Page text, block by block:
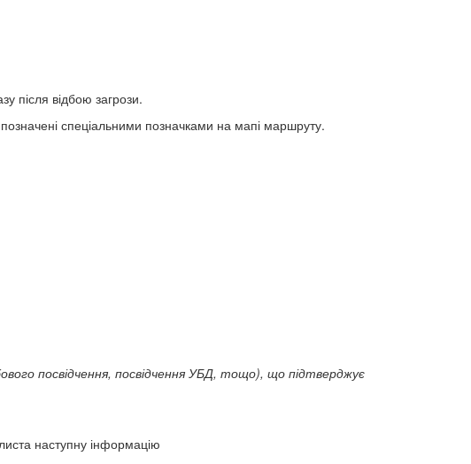
після відбою загрози.
спеціальними позначками на мапі маршруту.
посвідчення, посвідчення УБД, тощо), що підтверджує
наступну інформацію